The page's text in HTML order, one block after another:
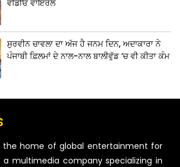
ਵੀਡੀਓ ਵਾਇਰਲ
ਸੁਰਵੀਨ ਚਾਵਲਾ ਦਾ ਅੱਜ ਹੈ ਜਨਮ ਦਿਨ, ਅਦਾਕਾਰਾ ਨੇ
ਪੰਜਾਬੀ ਫ਼ਿਲਮਾਂ ਦੇ ਨਾਲ-ਨਾਲ ਬਾਲੀਵੁੱਡ ‘ਚ ਵੀ ਕੀਤਾ ਕੰਮ
the home of global entertainment for
a multimedia company specializing in